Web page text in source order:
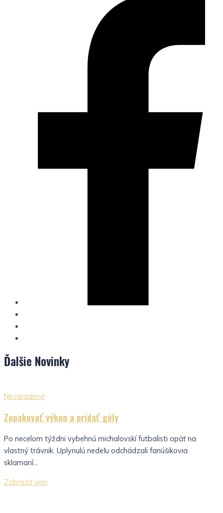
Ďalšie Novinky
Nezaradené
Zopakovať výkon a pridať góly
Po necelom týždni vybehnú michalovskí futbalisti opäť na
vlastný trávnik. Uplynulú nedeľu odchádzali fanúšikovia
sklamaní...
Zobraziť viac